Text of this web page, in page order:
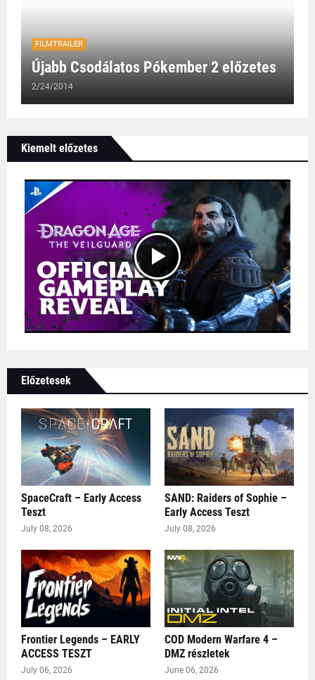
FILMTRAILER
Újabb Csodálatos Pókember 2 előzetes
2/24/2014
Kiemelt előzetes
Előzetesek
SpaceCraft – Early Access
Teszt
July 08, 2026
SAND: Raiders of Sophie –
Early Access Teszt
July 08, 2026
Frontier Legends – EARLY
ACCESS TESZT
July 06, 2026
COD Modern Warfare 4 –
DMZ részletek
June 06, 2026